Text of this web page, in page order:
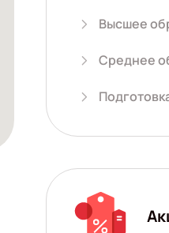
Высшее
Среднее